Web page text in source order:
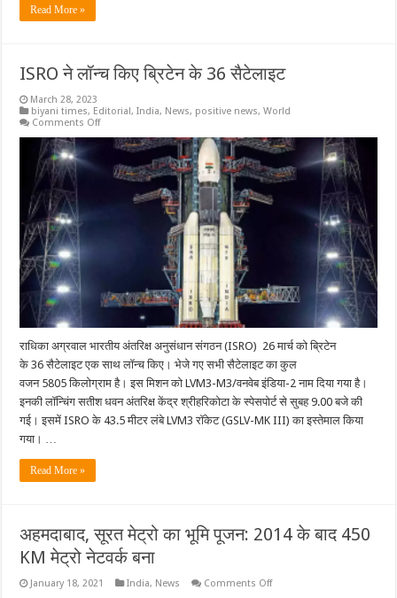
Read More »
ISRO ने लॉन्च किए ब्रिटेन के 36 सैटेलाइट
March 28, 2023
biyani times, Editorial,India, News, positive news,World
Comments Offon
ब्रिटेन
राधिका अग्रवाल भारतीय अंतरिक्ष अनुसंधान संगठन (ISRO) 26 मार्च को ब्रिटेन
के 36 सैटेलाइट एक साथ लॉन्च किए। भेजे गए सभी सैटेलाइट का कुल
वजन 5805 किलोग्राम है। इस मिशन को LVM3-M3/वनवेब इंडिया-2 नाम दिया गया है।
इनकी लॉन्चिंग सतीश धवन अंतरिक्ष केंद्र श्रीहरिकोटा के स्पेसपोर्ट से सुबह 9.00 बजे की
गई। इसमें ISRO के 43.5 मीटर लंबे LVM3 रॉकेट (GSLV-MK III) का इस्तेमाल किया
गया। …
Read More »
अहमदाबाद, सूरत मेट्रो का भूमि पूजन: 2014 के बाद 450
KM मेट्रो नेटवर्क बना
January 18, 2021 India, News Comments Offon